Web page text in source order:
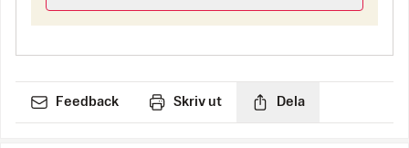
Feedback Skriv ut Dela